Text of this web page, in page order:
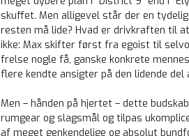
skuffet. Men alligevel står der en
resten må lide? Hvad er drivkraften til
ikke: Max skifter først fra egoist til
frelse nogle få, ganske konkrete
flere kendte ansigter på den lidende
Men – hånden på hjertet – dette
rumgear og slagsmål og tilpas
af meget genkendelige og absolut